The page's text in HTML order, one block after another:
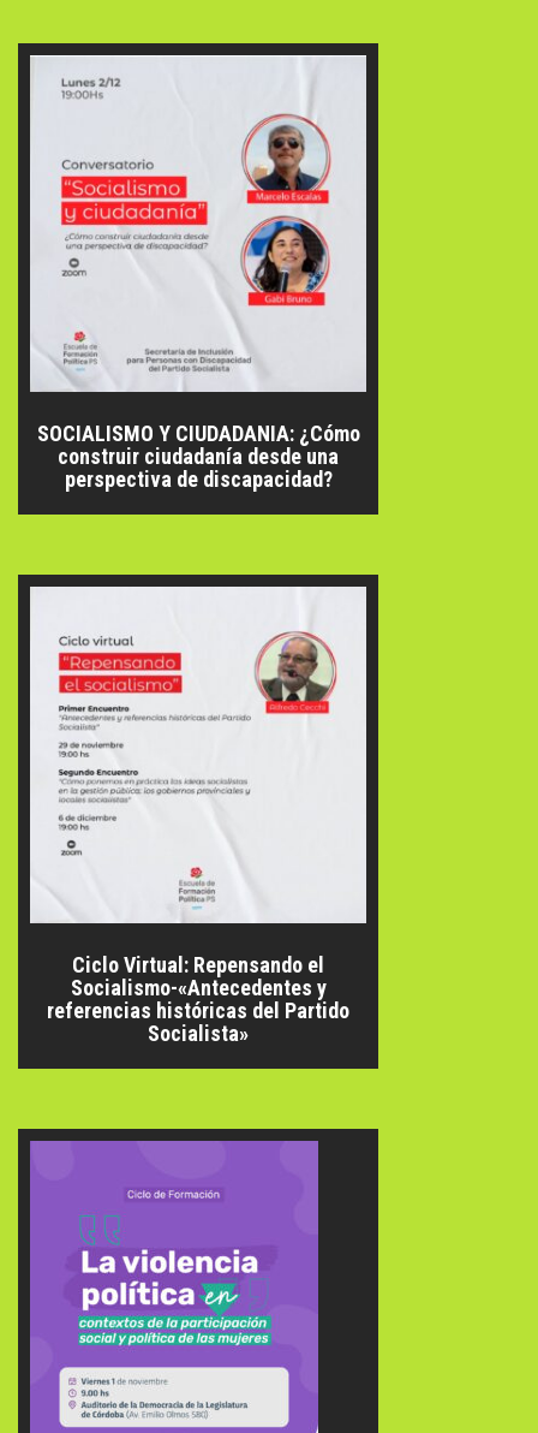
SOCIALISMO Y CIUDADANIA: ¿Cómo
construir ciudadanía desde una
perspectiva de discapacidad?
Ciclo Virtual: Repensando el
Socialismo-«Antecedentes y
referencias históricas del Partido
Socialista»